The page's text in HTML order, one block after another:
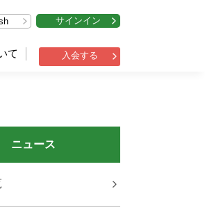
て 入会する
サインイン
ニュース